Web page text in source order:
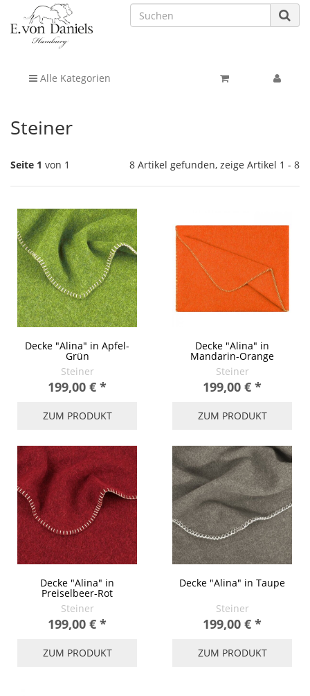
Alle Kategorien
Steiner
Seite 1 von 1 8 Artikel gefunden, zeige Artikel 1 - 8
Decke "Alina" in Apfel-
Grün
Steiner
199,00 € *
ZUM PRODUKT
Decke "Alina" in
Mandarin-Orange
Steiner
199,00 € *
ZUM PRODUKT
Decke "Alina" in
Preiselbeer-Rot
Steiner
199,00 € *
ZUM PRODUKT
Decke "Alina" in Taupe
Steiner
199,00 € *
ZUM PRODUKT